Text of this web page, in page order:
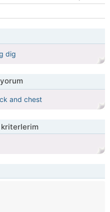
dig
and chest
kriterlerim